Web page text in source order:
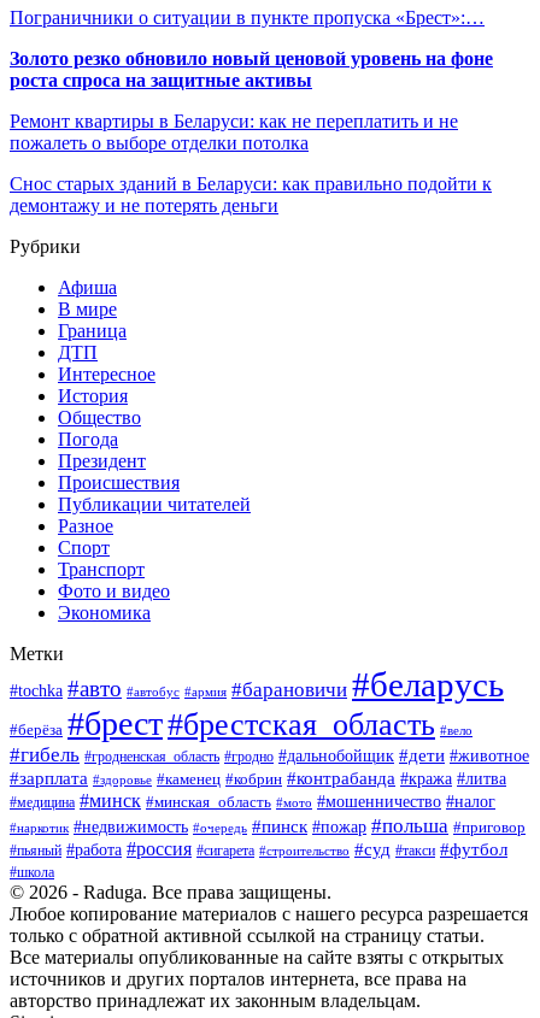
Пограничники о ситуации в пункте пропуска «Брест»:…
Золото резко обновило новый ценовой уровень на фоне
роста спроса на защитные активы
Ремонт квартиры в Беларуси: как не переплатить и не
пожалеть о выборе отделки потолка
Снос старых зданий в Беларуси: как правильно подойти к
демонтажу и не потерять деньги
Рубрики
Афиша
В мире
Граница
ДТП
Интересное
История
Общество
Погода
Президент
Происшествия
Публикации читателей
Разное
Спорт
Транспорт
Фото и видео
Экономика
Метки
#tochka #авто #автобус #армия #барановичи #беларусь
#берёза #брест#брестская_область #вело
#гибель #гродненская_область #гродно #дальнобойщик #дети #животное
#зарплата #здоровье #каменец #кобрин #контрабанда #кража #литва
#медицина #минск #минская_область #мото #мошенничество #налог
#наркотик #недвижимость #очередь #пинск #пожар #польша #приговор
#пьяный #работа #россия #сигарета #строительство #суд #такси #футбол
#школа
© 2026 - Raduga. Все права защищены.
Любое копирование материалов с нашего ресурса разрешается
только с обратной активной ссылкой на страницу статьи.
Все материалы опубликованные на сайте взяты с открытых
источников и других порталов интернета, все права на
авторство принадлежат их законным владельцам.